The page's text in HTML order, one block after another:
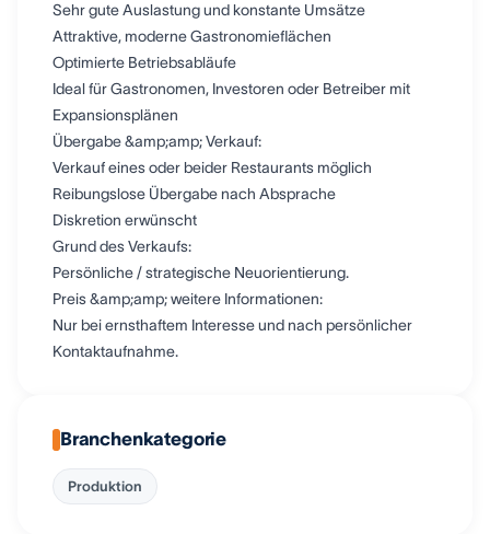
Sehr gute Auslastung und konstante Umsätze
Attraktive, moderne Gastronomieflächen
Optimierte Betriebsabläufe
Ideal für Gastronomen, Investoren oder Betreiber mit
Expansionsplänen
Übergabe &amp;amp; Verkauf:
Verkauf eines oder beider Restaurants möglich
Reibungslose Übergabe nach Absprache
Diskretion erwünscht
Grund des Verkaufs:
Persönliche / strategische Neuorientierung.
Preis &amp;amp; weitere Informationen:
Nur bei ernsthaftem Interesse und nach persönlicher
Kontaktaufnahme.
Branchenkategorie
Produktion